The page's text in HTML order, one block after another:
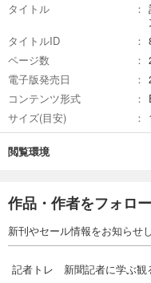
タイトル
タイトルID
ページ数
電子版発売日
コンテンツ形式
サイズ(目安)
閲覧環境
作品・作者をフォロ
新刊やセール情報をお知らせし
記者トレ 新聞記者に学ぶ観